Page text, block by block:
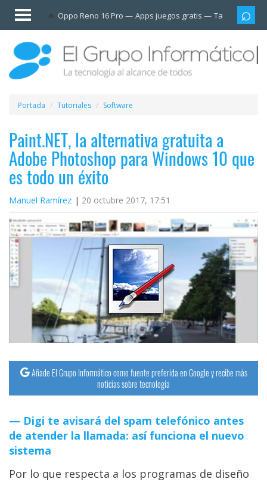
Oppo Reno 16 Pro Apps juegos gratis Tarjetas
Invitado
Iniciar
sesión /
Registrarse
Esenciales
Móviles
Ofertas
Apps
Redes
sociales
Plataformas
streaming
Operadores
Trucos
Tutoriales
Sistemas
operativos
Portada Tutoriales Software
Paint.NET, la alternativa gratuita a
Adobe Photoshop para Windows 10 que
es todo un éxito
Manuel Ramírez 20 octubre 2017, 17:51
Añade El Grupo Informático como fuente preferida en Google y recibe más
noticias sobre tecnología
Digi te avisará del spam telefónico antes
de atender la llamada: así funciona el nuevo
sistema
Por lo que respecta a los programas de diseño